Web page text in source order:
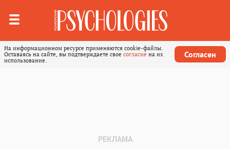
На информационном ресурсе применяются cookie-файлы.
Оставаясь на сайте, вы подтверждаете свое согласие на их
использование.
Согласен